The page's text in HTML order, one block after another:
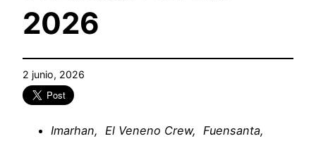
2026
2 junio, 2026
Imarhan, El Veneno Crew, Fuensanta,